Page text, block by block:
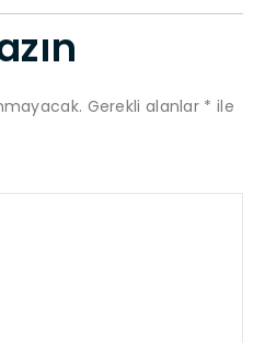
Gerekli alanlar * ile